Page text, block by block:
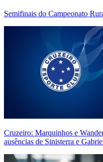
Semifinais do Campeonato
Cruzeiro: Marquinhos e
ausências de Sinisterra e